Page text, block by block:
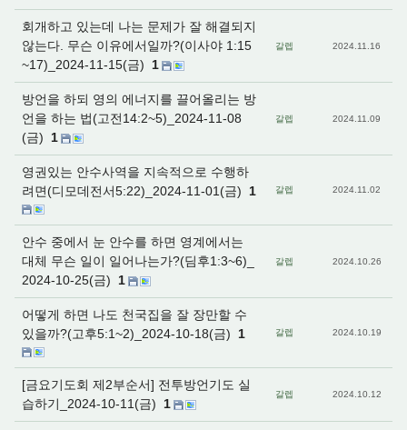
회개하고 있는데 나는 문제가 잘 해결되지
않는다. 무슨 이유에서일까?(이사야 1:15
~17)_2024-11-15(금)
1
갈렙 2024.11.16
방언을 하되 영의 에너지를 끌어올리는 방
언을 하는 법(고전14:2~5)_2024-11-08
(금)
1
갈렙 2024.11.09
영권있는 안수사역을 지속적으로 수행하
려면(디모데전서5:22)_2024-11-01(금)
1 갈렙 2024.11.02
안수 중에서 눈 안수를 하면 영계에서는
대체 무슨 일이 일어나는가?(딤후1:3~6)_
2024-10-25(금)
1
갈렙 2024.10.26
어떻게 하면 나도 천국집을 잘 장만할 수
있을까?(고후5:1~2)_2024-10-18(금)
1 갈렙 2024.10.19
[금요기도회 제2부순서] 전투방언기도 실
습하기_2024-10-11(금)
1
갈렙 2024.10.12